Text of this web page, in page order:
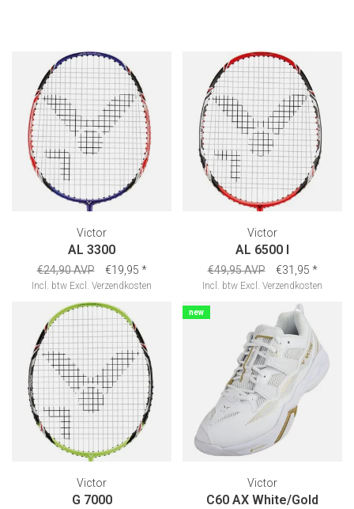
Victor
AL 3300
€24,90 AVP €19,95 *
Incl. btw Excl. Verzendkosten
Victor
AL 6500 I
€49,95 AVP €31,95 *
Incl. btw Excl. Verzendkosten
Victor
G 7000
new
Victor
C60 AX White/Gold